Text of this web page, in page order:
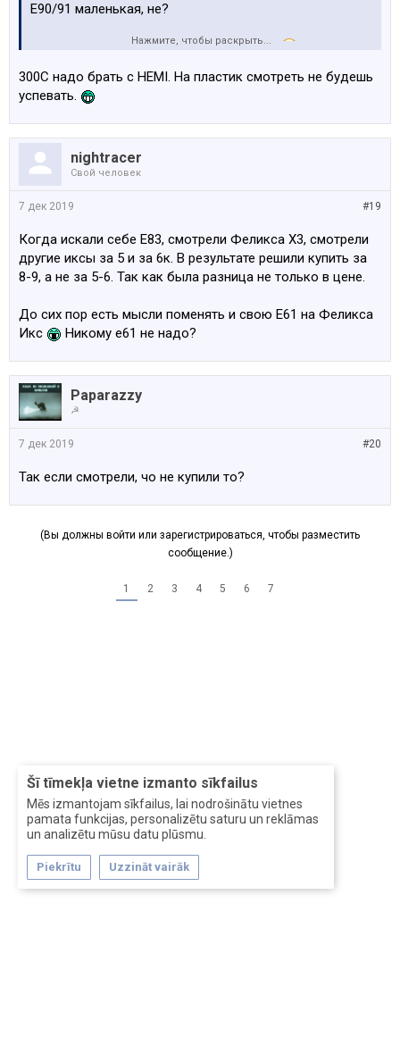
Šī tīmekļa vietne izmanto sīkfailus
Mēs izmantojam sīkfailus, lai nodrošinātu vietnes
pamata funkcijas, personalizētu saturu un reklāmas
un analizētu mūsu datu plūsmu.
Piekrītu Uzzināt vairāk
Е90/91 маленькая, не?
И да, после 3ей бмв, хочется опять бмв
Нажмите, чтобы раскрыть...
300C надо брать с HEMI. На пластик смотреть не будешь
успевать.
nightracer
Свой человек
#19
7 дек 2019
Когда искали себе Е83, смотрели Феликса Х3, смотрели
другие иксы за 5 и за 6к. В результате решили купить за
8-9, а не за 5-6. Так как была разница не только в цене.
До сих пор есть мысли поменять и свою Е61 на Феликса
Икс
Никому е61 не надо?
Paparazzy
☭
#20
7 дек 2019
Так если смотрели, чо не купили то?
(Вы должны войти или зарегистрироваться, чтобы разместить
сообщение.)
1 2 3 4 5 6 7